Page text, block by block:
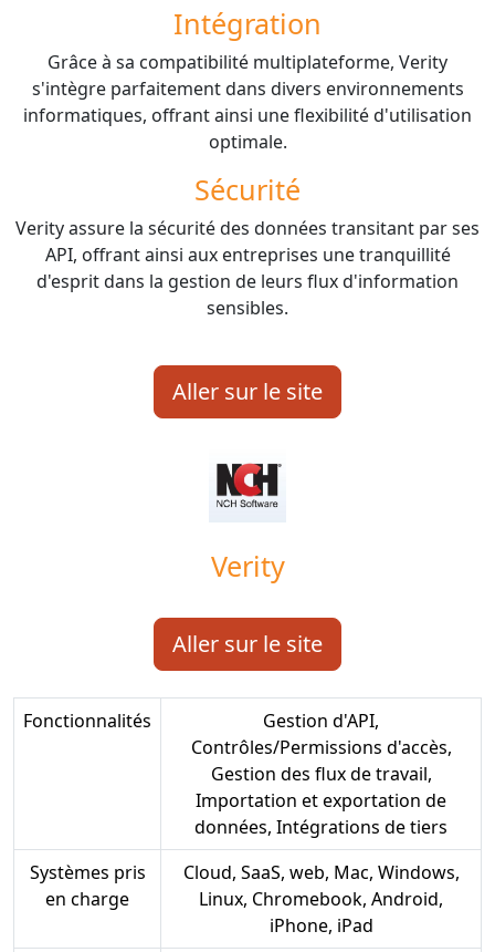
Intégration
Grâce à sa compatibilité multiplateforme, Verity
s'intègre parfaitement dans divers environnements
informatiques, offrant ainsi une flexibilité d'utilisation
optimale.
Sécurité
Verity assure la sécurité des données transitant par ses
API, offrant ainsi aux entreprises une tranquillité
d'esprit dans la gestion de leurs flux d'information
sensibles.
Aller sur le site
Verity
Aller sur le site
Fonctionnalités
Gestion d'API,
Contrôles/Permissions d'accès,
Gestion des flux de travail,
Importation et exportation de
données, Intégrations de tiers
Systèmes pris
en charge
Cloud, SaaS, web, Mac, Windows,
Linux, Chromebook, Android,
iPhone, iPad